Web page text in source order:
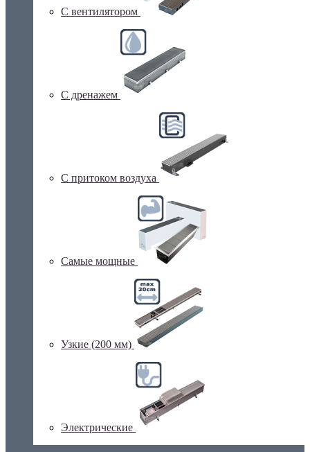
С вентилятором
С дренажем
С притоком воздуха
Самые мощные
Узкие (200 мм)
Электрические